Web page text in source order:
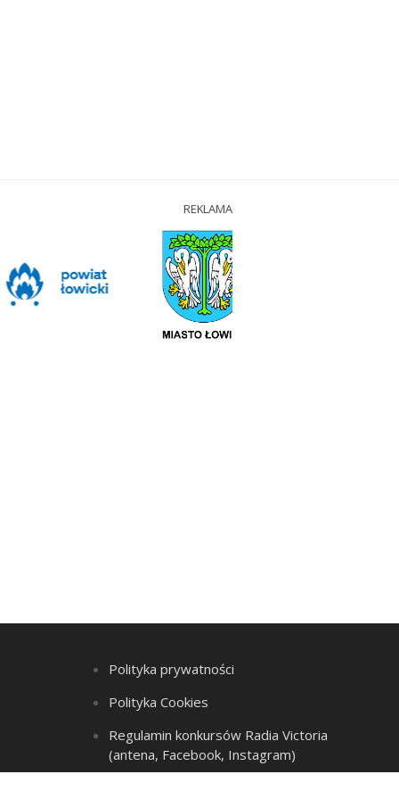
REKLAMA
Polityka prywatności
Polityka Cookies
Regulamin konkursów Radia Victoria
(antena, Facebook, Instagram)